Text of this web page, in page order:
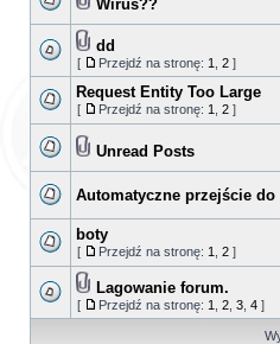
Wirus??
dd
[ Przejdź na stronę: 1 2 ]
Request Entity Too Large
[ Przejdź na stronę: 1 2 ]
Unread Posts
Automatyczne przejście
boty
[ Przejdź na stronę: 1 2 ]
Lagowanie forum.
[ Przejdź na stronę: 1 2 3 4 ]